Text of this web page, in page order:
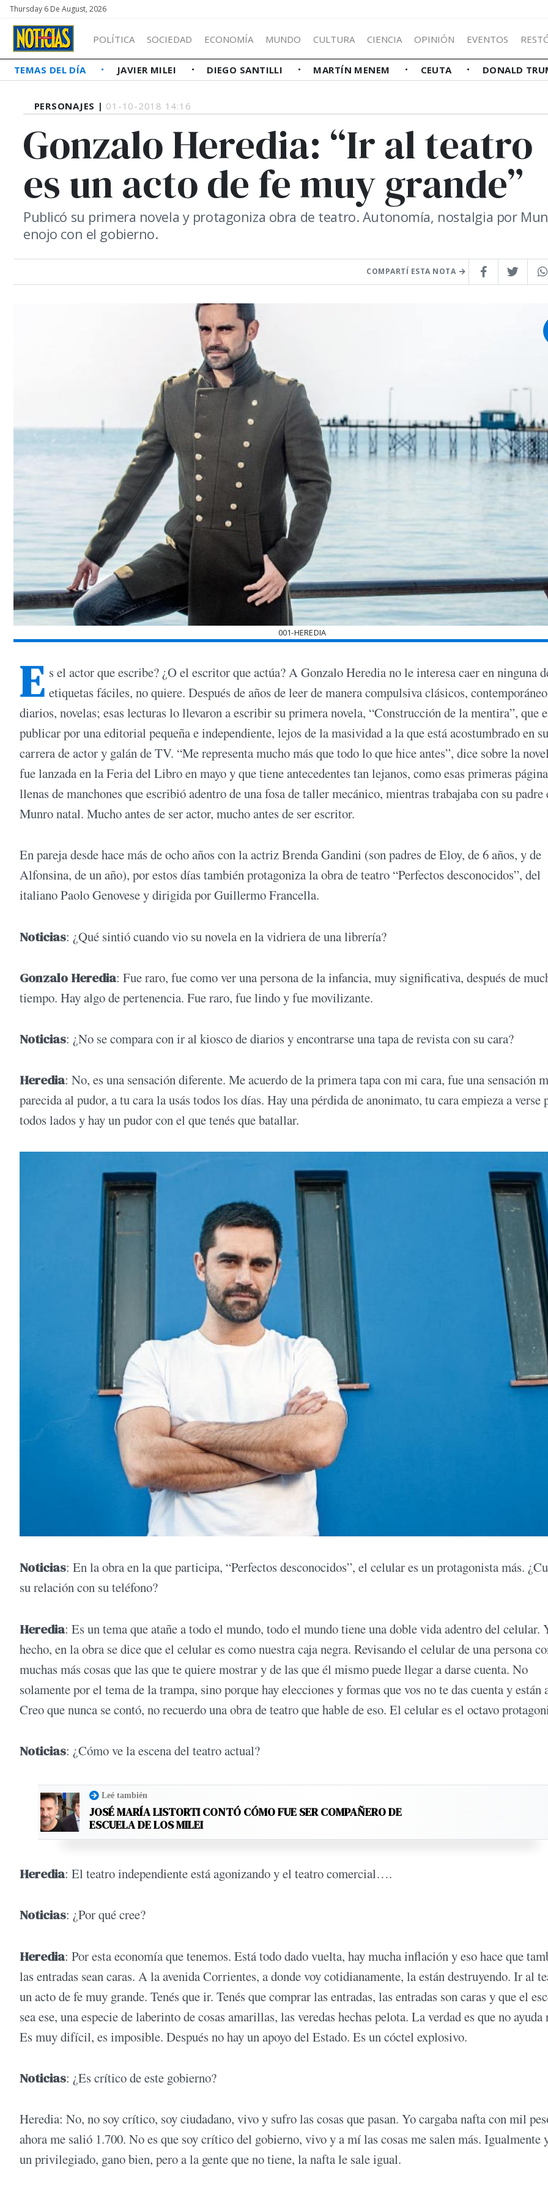
Thursday 6 De August, 2026
POLÍTICA SOCIEDAD ECONOMÍA MUNDO CULTURA CIENCIA OPINIÓN EVENTOS
TEMAS DEL DÍA JAVIER MILEI DIEGO SANTILLI MARTÍN MENEM CEUTA DONALD
PERSONAJES | 01-10-2018 14:16
Gonzalo Heredia: “Ir al teatro
es un acto de fe muy grande”
Publicó su primera novela y protagoniza obra de teatro. Autonomía, nostalgia por
enojo con el gobierno.
COMPARTÍ ESTA NOTA
001-HEREDIA
E s el actor que escribe? ¿O el escritor que actúa? A Gonzalo Heredia no le interesa caer en ninguna
etiquetas fáciles, no quiere. Después de años de leer de manera compulsiva clásicos,
diarios, novelas; esas lecturas lo llevaron a escribir su primera novela, “Construcción de la mentira”, que
publicar por una editorial pequeña e independiente, lejos de la masividad a la que está acostumbrado en su
carrera de actor y galán de TV. “Me representa mucho más que todo lo que hice antes”, dice sobre la
fue lanzada en la Feria del Libro en mayo y que tiene antecedentes tan lejanos, como esas primeras
llenas de manchones que escribió adentro de una fosa de taller mecánico, mientras trabajaba con su padre
Munro natal. Mucho antes de ser actor, mucho antes de ser escritor.
En pareja desde hace más de ocho años con la actriz Brenda Gandini (son padres de Eloy, de 6 años, y de
Alfonsina, de un año), por estos días también protagoniza la obra de teatro “Perfectos desconocidos”, del
italiano Paolo Genovese y dirigida por Guillermo Francella.
Noticias: ¿Qué sintió cuando vio su novela en la vidriera de una librería?
Gonzalo Heredia: Fue raro, fue como ver una persona de la infancia, muy significativa, después de
tiempo. Hay algo de pertenencia. Fue raro, fue lindo y fue movilizante.
Noticias: ¿No se compara con ir al kiosco de diarios y encontrarse una tapa de revista con su cara?
Heredia: No, es una sensación diferente. Me acuerdo de la primera tapa con mi cara, fue una sensación
parecida al pudor, a tu cara la usás todos los días. Hay una pérdida de anonimato, tu cara empieza a verse
todos lados y hay un pudor con el que tenés que batallar.
Noticias: En la obra en la que participa, “Perfectos desconocidos”, el celular es un protagonista más.
su relación con su teléfono?
Heredia: Es un tema que atañe a todo el mundo, todo el mundo tiene una doble vida adentro del celular.
hecho, en la obra se dice que el celular es como nuestra caja negra. Revisando el celular de una persona
muchas más cosas que las que te quiere mostrar y de las que él mismo puede llegar a darse cuenta. No
solamente por el tema de la trampa, sino porque hay elecciones y formas que vos no te das cuenta y están
Creo que nunca se contó, no recuerdo una obra de teatro que hable de eso. El celular es el octavo
Noticias: ¿Cómo ve la escena del teatro actual?
Leé también
JOSÉ MARÍA LISTORTI CONTÓ CÓMO FUE SER COMPAÑERO DE
ESCUELA DE LOS MILEI
Heredia: El teatro independiente está agonizando y el teatro comercial….
Noticias: ¿Por qué cree?
Heredia: Por esta economía que tenemos. Está todo dado vuelta, hay mucha inflación y eso hace que
las entradas sean caras. A la avenida Corrientes, a donde voy cotidianamente, la están destruyendo. Ir al
un acto de fe muy grande. Tenés que ir. Tenés que comprar las entradas, las entradas son caras y que el
sea ese, una especie de laberinto de cosas amarillas, las veredas hechas pelota. La verdad es que no ayuda
Es muy difícil, es imposible. Después no hay un apoyo del Estado. Es un cóctel explosivo.
Noticias: ¿Es crítico de este gobierno?
Heredia: No, no soy crítico, soy ciudadano, vivo y sufro las cosas que pasan. Yo cargaba nafta con mil
ahora me salió 1.700. No es que soy crítico del gobierno, vivo y a mí las cosas me salen más. Igualmente
un privilegiado, gano bien, pero a la gente que no tiene, la nafta le sale igual.